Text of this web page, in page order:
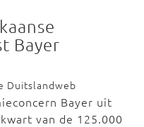
Bayer
Duitslandweb
Bayer uit
van de 125.000